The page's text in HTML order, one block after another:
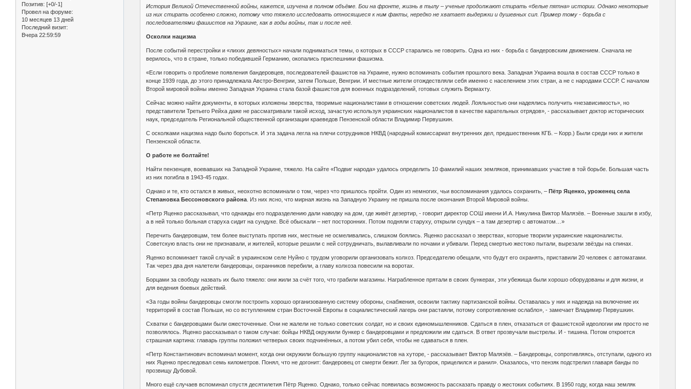
Позитив: [+0/-1]
Провел на форуме:
10 месяцев 13 дней
Последний визит:
Вчера 22:59:59
История Великой Отечественной войны, кажется, изучена в полном объёме. Бои на фронте, жизнь в тылу – ученые продолжают стирать «белые пятна» истории. Однако некоторые
из них стирать особенно сложно, потому что тяжело исследовать относящиеся к ним факты, нередко не хватает выдержки и душевных сил. Пример тому - борьба с
последователями фашистов на Украине, как в годы войны, так и после неё.
Осколки нацизма
После событий перестройки и «лихих девяностых» начали подниматься темы, о которых в СССР старались не говорить. Одна из них - борьба с бандеровским движением. Сначала не
верилось, что в стране, только победившей Германию, окопались приспешники фашизма.
«Если говорить о проблеме появления бандеровцев, последователей фашистов на Украине, нужно вспоминать события прошлого века. Западная Украина вошла в состав СССР только в
конце 1939 года, до этого принадлежала Австро-Венгрии, затем Польше, Венгрии. И местные жители отождествляли себя именно с населением этих стран, а не с народами СССР. С началом
Второй мировой войны именно Западная Украина стала базой фашистов для военных подразделений, готовых служить Вермахту.
Сейчас можно найти документы, в которых изложены зверства, творимые националистами в отношении советских людей. Лояльностью они надеялись получить «независимость», но
представители Третьего Рейха даже не рассматривали такой исход, зачастую используя украинских националистов в качестве карательных отрядов», - рассказывает доктор исторических
наук, председатель Региональной общественной организации краеведов Пензенской области Владимир Первушкин.
С осколками нацизма надо было бороться. И эта задача легла на плечи сотрудников НКВД (народный комиссариат внутренних дел, предшественник КГБ. – Корр.) Были среди них и жители
Пензенской области.
О работе не болтайте!
Найти пензенцев, воевавших на Западной Украине, тяжело. На сайте «Подвиг народа» удалось определить 10 фамилий наших земляков, принимавших участие в той борьбе. Большая часть
из них погибла в 1943-45 годах.
Однако и те, кто остался в живых, неохотно вспоминали о том, через что пришлось пройти. Один из немногих, чьи воспоминания удалось сохранить, – Пётр Яценко, уроженец села
Степановка Бессоновского района. Из них ясно, что мирная жизнь на Западную Украину не пришла после окончания Второй Мировой войны.
«Петр Яценко рассказывал, что однажды его подразделению дали наводку на дом, где живёт дезертир, - говорит директор СОШ имени И.А. Никулина Виктор Малязёв. – Военные зашли в избу,
а в ней только больная старуха сидит на сундуке. Всё обыскали – нет посторонних. Потом подняли старуху, открыли сундук – а там дезертир с автоматом…»
Перечить бандеровцам, тем более выступать против них, местные не осмеливались, слишком боялись. Яценко рассказал о зверствах, которые творили украинские националисты.
Советскую власть они не признавали, и жителей, которые решили c ней сотрудничать, вылавливали по ночами и убивали. Перед смертью жестоко пытали, вырезали звёзды на спинах.
Яценко вспоминает такой случай: в украинском селе Нуйно с трудом уговорили организовать колхоз. Председателю обещали, что будут его охранять, приставили 20 человек с автоматами.
Так через два дня налетели бандеровцы, охранников перебили, а главу колхоза повесили на воротах.
Борцами за свободу назвать их было тяжело: они жили за счёт того, что грабили магазины. Награбленное прятали в своих бункерах, эти убежища были хорошо оборудованы и для жизни, и
для ведения боевых действий.
«За годы войны бандеровцы смогли построить хорошо организованную систему обороны, снабжения, освоили тактику партизанской войны. Оставалась у них и надежда на включение их
территорий в состав Польши, но со вступлением стран Восточной Европы в социалистический лагерь они растаяли, потому сопротивление ослабло», - замечает Владимир Первушкин.
Схватки с бандеровцами были ожесточенные. Они не жалели не только советских солдат, но и своих единомышленников. Сдаться в плен, отказаться от фашистской идеологии им просто не
позволялось. Яценко рассказывал о таком случае: бойцы НКВД окружили бункер с бандеровцами и предложили им сдаться. В ответ прозвучали выстрелы. И - тишина. Потом откроется
страшная картина: главарь группы положил четверых своих подчинённых, а потом убил себя, чтобы не сдаваться в плен.
«Петр Константинович вспоминал момент, когда они окружили большую группу националистов на хуторе, - рассказывает Виктор Малязёв. – Бандеровцы, сопротивляясь, отступали, одного из
них Яценко преследовал семь километров. Понял, что не догонит: бандеровец от смерти бежит. Лег за бугорок, прицелился и ранил». Оказалось, что пензяк подстрелил главаря банды по
прозвищу Дубовой.
Много ещё случаев вспоминал спустя десятилетия Пётр Яценко. Однако, только сейчас появилась возможность рассказать правду о жестоких событиях. В 1950 году, когда наш земляк